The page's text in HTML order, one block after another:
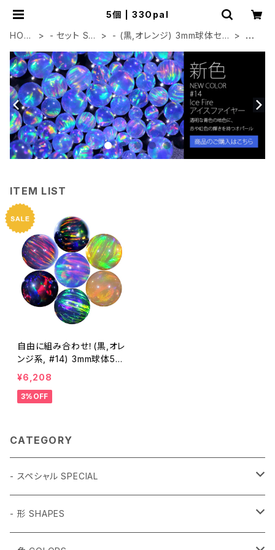
5個 | 33Opal
HOM
- セット SE
- (黒,オレンジ) 3mm球体セッ
5
ITEM LIST
自由に組み合わせ！(黒,オレ
ンジ系, #14) 3mm球体5個
セット - 耐熱ガラス / ボロ
シリケイトガラス（COE33）
専用 ＊ご注文時の備考欄に
¥6,208
3%OFF
CATEGORY
- スペシャル SPECIAL
和柄 Japanese
- 形 SHAPES